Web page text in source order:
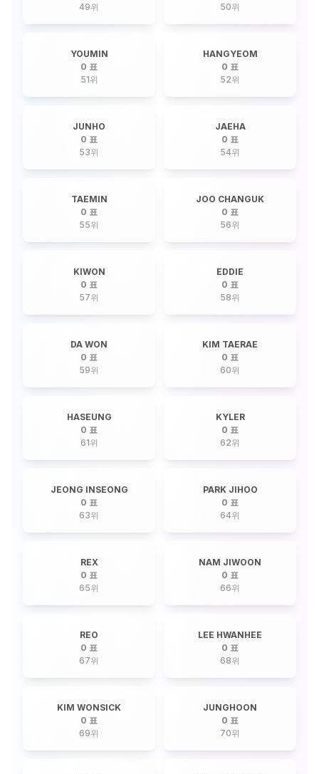
49위
50위
YOUMIN
0 표
51위
HANGYEOM
0 표
52위
JUNHO
0 표
53위
JAEHA
0 표
54위
TAEMIN
0 표
55위
JOO CHANGUK
0 표
56위
KIWON
0 표
57위
EDDIE
0 표
58위
DA WON
0 표
59위
KIM TAERAE
0 표
60위
HASEUNG
0 표
61위
KYLER
0 표
62위
JEONG INSEONG
0 표
63위
PARK JIHOO
0 표
64위
REX
0 표
65위
NAM JIWOON
0 표
66위
REO
0 표
67위
LEE HWANHEE
0 표
68위
KIM WONSICK
0 표
69위
JUNGHOON
0 표
70위